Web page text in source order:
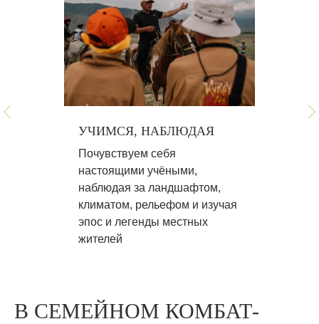
УЧИМСЯ, НАБЛЮДАЯ
Почувствуем себя
настоящими учёными,
наблюдая за ландшафтом,
климатом, рельефом и изучая
эпос и легенды местных
жителей
В СЕМЕЙНОМ КОМБАТ-